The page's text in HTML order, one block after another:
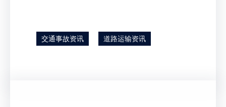
交通事故资讯 道路运输资讯